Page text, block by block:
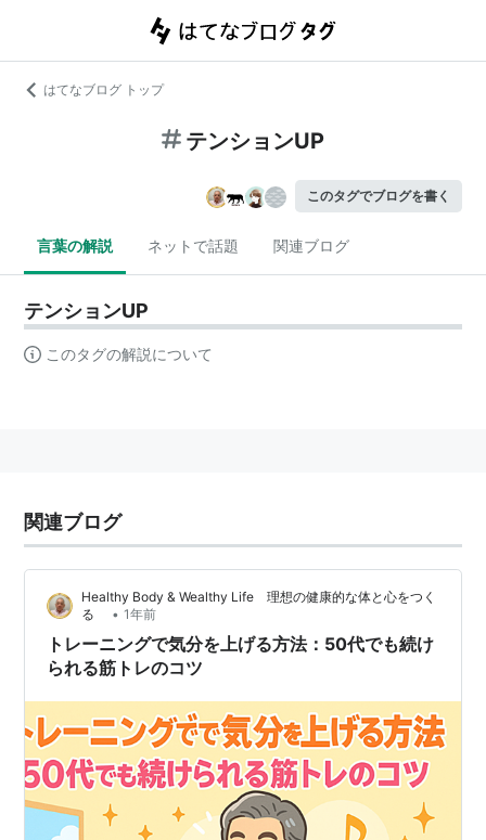
はてなブログ トップ
テンションUP
このタグでブログを書く
言葉の解説 ネットで話題 関連ブログ
テンションUP
このタグの解説について
関連ブログ
Healthy Body & Wealthy Life 理想の健康的な体と心をつく
る
• 1年前
トレーニングで気分を上げる方法：50代でも続け
られる筋トレのコツ